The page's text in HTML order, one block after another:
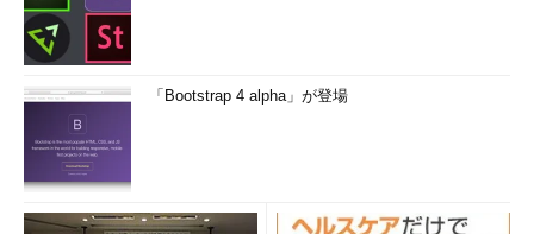
「Bootstrap 4 alpha」が登場